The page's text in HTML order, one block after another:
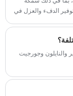
الدفء والعزل في
وجورجيت